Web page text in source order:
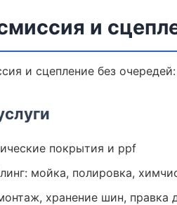
и
и сцепление без
покрытия и ppf
мойка, полировка,
хранение шин, правка